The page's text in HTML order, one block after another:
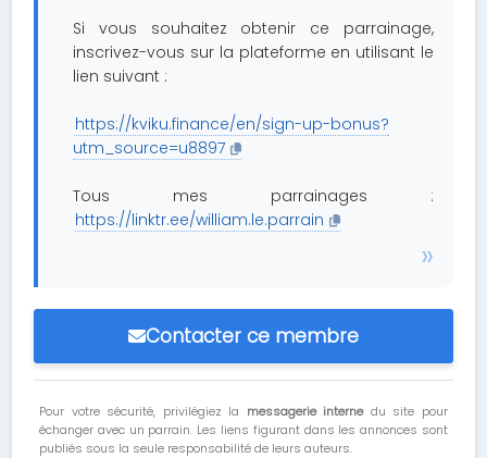
Si vous souhaitez obtenir ce parrainage,
inscrivez-vous sur la plateforme en utilisant le
lien suivant :
https://kviku.finance/en/sign-up-bonus?
utm_source=u8897
Tous mes parrainages :
https://linktr.ee/william.le.parrain
Contacter ce membre
Pour votre sécurité, privilégiez la messagerie internedu site pour
échanger avec un parrain. Les liens figurant dans les annonces sont
publiés sous la seule responsabilité de leurs auteurs.